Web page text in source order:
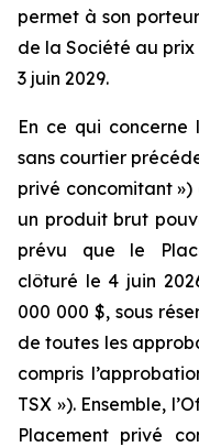
permet à son
de la Société au prix
3 juin 2029.
En ce qui
sans courtier
privé concomitant »)
un produit brut
prévu que le
clôturé le 4 juin
000 000 $, sous
de toutes les
compris
TSX »). Ensemble,
Placement privé